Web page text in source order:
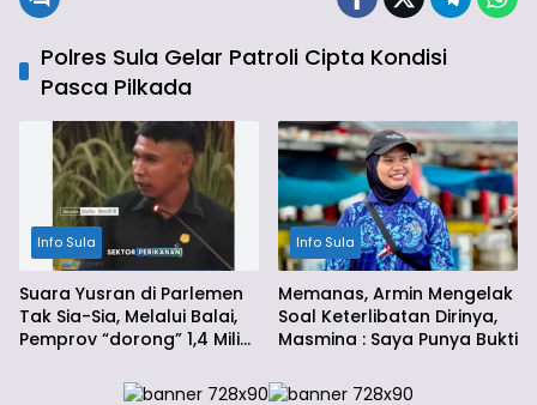
Polres Sula Gelar Patroli Cipta Kondisi
Pasca Pilkada
Info Sula
Suara Yusran di Parlemen
Tak Sia-Sia, Melalui Balai,
Pemprov “dorong” 1,4 Miliar
Info Sula
Memanas, Armin Mengelak
Soal Keterlibatan Dirinya,
Masmina : Saya Punya Bukti